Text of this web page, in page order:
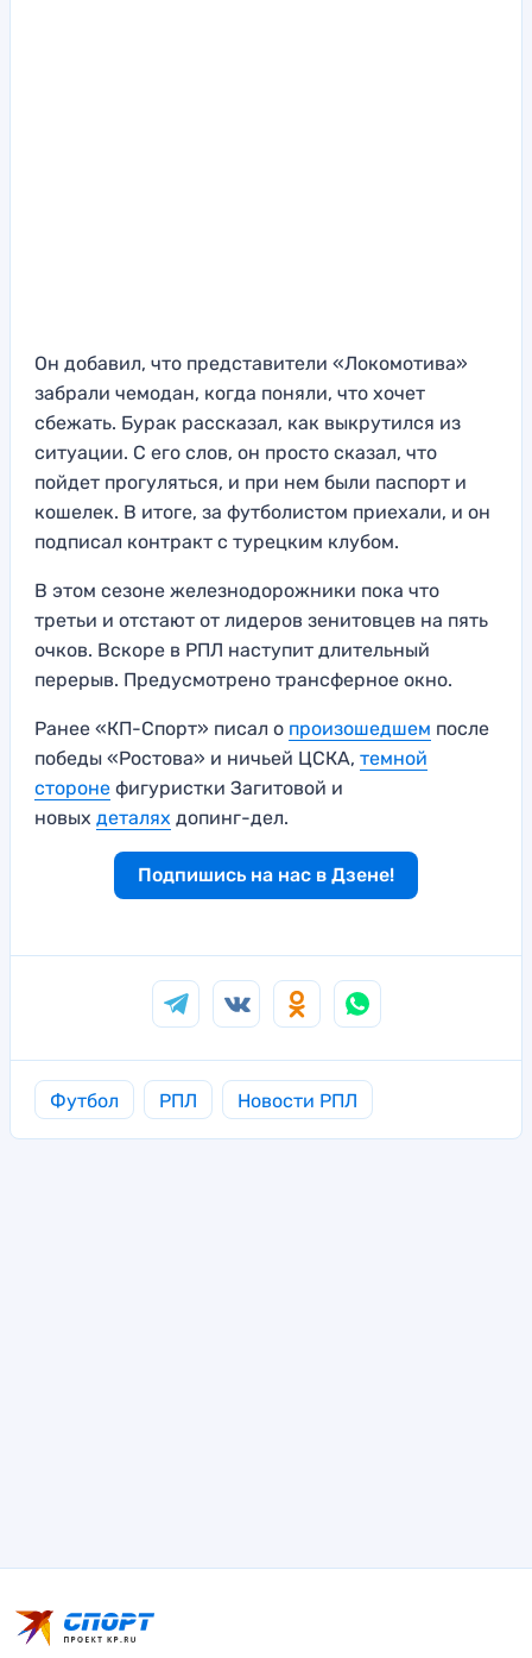
Он добавил, что представители «Локомотива»
забрали чемодан, когда поняли, что хочет
сбежать. Бурак рассказал, как выкрутился из
ситуации. С его слов, он просто сказал, что
пойдет прогуляться, и при нем были паспорт и
кошелек. В итоге, за футболистом приехали, и он
подписал контракт с турецким клубом.
В этом сезоне железнодорожники пока что
третьи и отстают от лидеров зенитовцев на пять
очков. Вскоре в РПЛ наступит длительный
перерыв. Предусмотрено трансферное окно.
Ранее «КП-Спорт» писал о произошедшем после
победы «Ростова» и ничьей ЦСКА, темной
стороне фигуристки Загитовой и
новых деталях допинг-дел.
Подпишись на нас в Дзене!
Футбол РПЛ Новости РПЛ